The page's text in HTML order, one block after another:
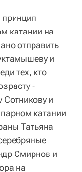
принцип
катании на
отправить
и
тех, кто
-
Сотникову и
катании
Татьяна
Смирнов и
на